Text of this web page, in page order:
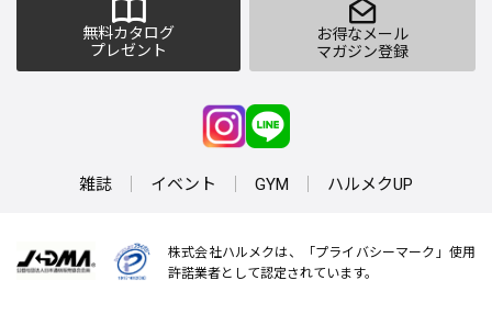
無料カタログ
プレゼント
お得なメール
マガジン登録
雑誌 イベント GYM ハルメクUP
株式会社ハルメクは、「プライバシーマーク」使用
許諾業者として認定されています。